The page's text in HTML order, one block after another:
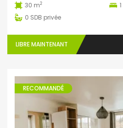
30 m2 1
0 SDB privée
LIBRE MAINTENANT
RECOMMANDÉ